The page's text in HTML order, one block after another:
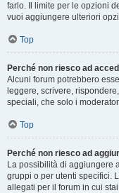
farlo. Il limite per le opzioni
vuoi aggiungere ulteriori
Top
Perché non riesco ad
Alcuni forum potrebbero
leggere, scrivere,
speciali, che solo i
Top
Perché non riesco ad
La possibilità di aggiungere
gruppi o per utenti specifici.
allegati per il forum in cui